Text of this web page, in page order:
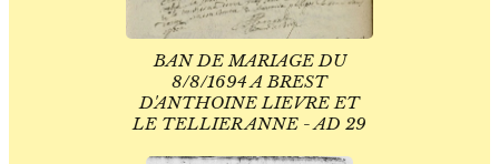
BAN DE MARIAGE DU
8/8/1694 A BREST
D'ANTHOINE LIEVRE ET
LE TELLIER ANNE - AD 29